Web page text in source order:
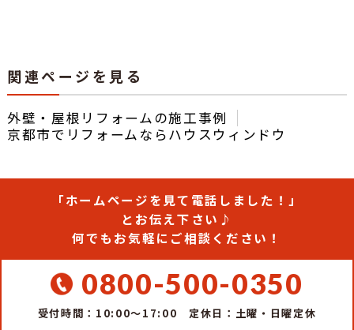
関連ページを見る
外壁・屋根リフォームの施工事例
京都市でリフォームならハウスウィンドウ
「ホームページを見て電話しました！」
とお伝え下さい♪
何でもお気軽にご相談ください！
0800-500-0350
受付時間：10:00～17:00定休日：土曜・日曜定休